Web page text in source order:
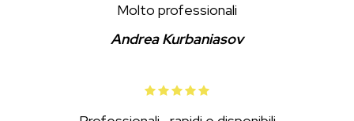
Molto professionali
Andrea Kurbaniasov